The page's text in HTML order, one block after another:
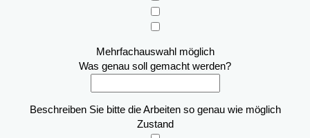
Mehrfachauswahl möglich
Was genau soll gemacht werden?
Beschreiben Sie bitte die Arbeiten so genau wie möglich
Zustand